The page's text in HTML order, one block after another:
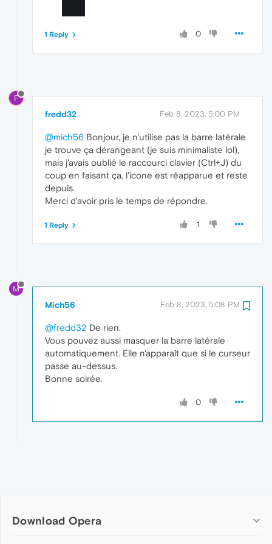
0
1 Reply
F
fredd32 Feb 8, 2023, 5:00 PM
@mich56 Bonjour, je n'utilise pas la barre latérale
je trouve ça dérangeant (je suis minimaliste lol),
mais j'avais oublié le raccourci clavier (Ctrl+J) du
coup en faisant ça, l'icone est réapparue et reste
depuis.
Merci d'avoir pris le temps de répondre.
1
1 Reply
M
Mich56 Feb 8, 2023, 5:08 PM
@fredd32 De rien.
Vous pouvez aussi masquer la barre latérale
automatiquement. Elle n'apparaît que si le curseur
passe au-dessus.
Bonne soirée.
0
Download Opera